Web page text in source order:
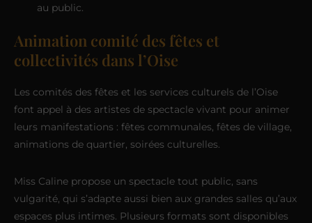
au public.
Animation comité des fêtes et
collectivités dans l’Oise
Les comités des fêtes et les services culturels de l’Oise
font appel à des artistes de spectacle vivant pour animer
leurs manifestations : fêtes communales, fêtes de village,
animations de quartier, soirées culturelles.
Miss Caline propose un spectacle tout public, sans
vulgarité, qui s’adapte aussi bien aux grandes salles qu’aux
espaces plus intimes. Plusieurs formats sont disponibles